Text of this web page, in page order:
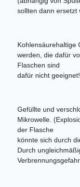
sollten dann ersetzt
Kohlensäurehaltige
werden, die dafür
Flaschen sind
dafür nicht geeignet!
Gefüllte und
Mikrowelle.
der Flasche
könnte sich durch
Durch